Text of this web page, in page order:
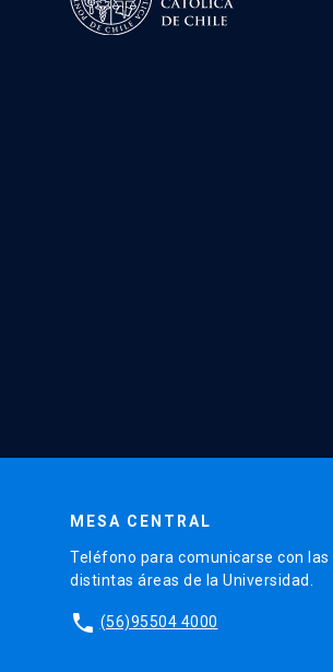
MESA CENTRAL
Teléfono para comunicarse con las
distintas áreas de la Universidad.
phone (56)95504 4000